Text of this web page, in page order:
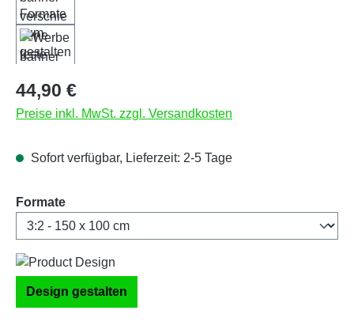
Regulärer Preis:
44,90 €
Preise inkl. MwSt. zzgl. Versandkosten
Sofort verfügbar, Lieferzeit: 2-5 Tage
Formateauswählen
Design gestalten